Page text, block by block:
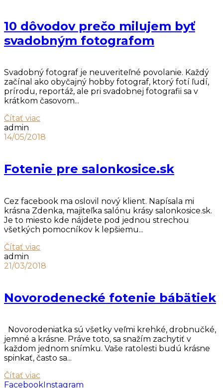
10 dôvodov prečo milujem byť
svadobným fotografom
Svadobný fotograf je neuveriteľné povolanie. Každý
začínal ako obyčajný hobby fotograf, ktorý fotí ľudí,
prírodu, reportáž, ale pri svadobnej fotografii sa v
krátkom časovom...
Čítať viac
admin
14/05/2018
Fotenie pre salonkosice.sk
Cez facebook ma oslovil nový klient. Napísala mi
krásna Zdenka, majiteľka salónu krásy salonkosice.sk.
Je to miesto kde nájdete pod jednou strechou
všetkých pomocníkov k lepšiemu...
Čítať viac
admin
21/03/2018
Novorodenecké fotenie bábätiek
Novorodeniatka sú všetky veľmi krehké, drobnučké,
jemné a krásne. Práve toto, sa snažím zachytiť v
každom jednom snímku. Vaše ratolesti budú krásne
spinkať, často sa...
Čítať viac
FacebookInstagram